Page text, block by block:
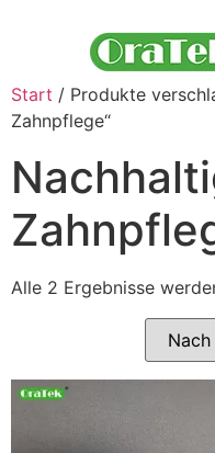
Start / Produkte
Zahnpflege“
Alle 2 Ergebnisse